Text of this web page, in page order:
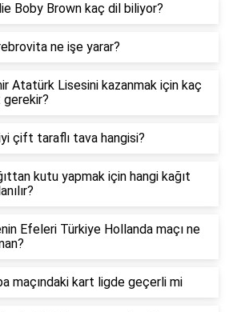
Boby Brown kaç dil biliyor?
ne işe yarar?
Atatürk Lisesini kazanmak için kaç
çift taraflı tava hangisi?
kutu yapmak için hangi kağıt
Efeleri Türkiye Hollanda maçı ne
maçındaki kart ligde geçerli mi